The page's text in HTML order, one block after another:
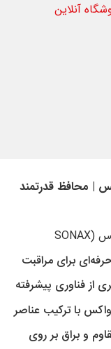
آنلاین
هایبرید نت 1 سوناکس | محافظ قدرتمند
واکس سری اکستریم هایبرید نت 1 سوناکس (SONAX
برای مراقبت
از فناوری پیشرفته
با ترکیب عناصر
و براق بر روی